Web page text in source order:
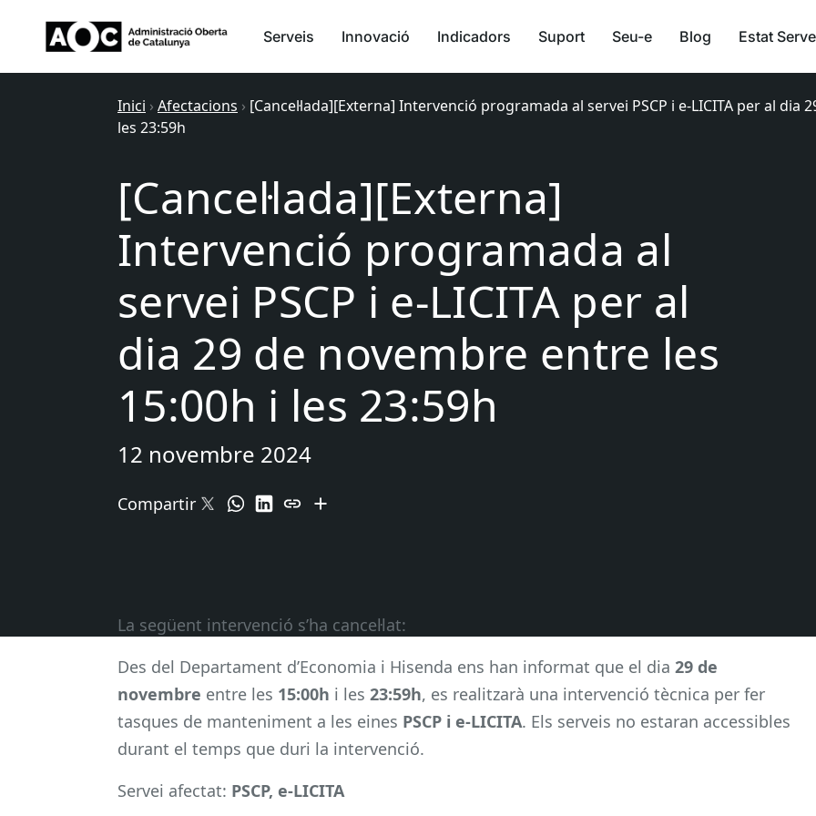
Serveis Innovació Indicadors Suport Seu-e Blog Estat
Inici › Afectacions › [Cancel·lada][Externa] Intervenció programada al servei PSCP i e-LICITA per al dia
les 23:59h
[Cancel·lada][Externa]
Intervenció programada al
servei PSCP i e-LICITA per al
dia 29 de novembre entre les
15:00h i les 23:59h
12 novembre 2024
Compartir
La següent intervenció s’ha cancel·lat:
Des del Departament d’Economia i Hisenda ens han informat que el dia 29 de
novembre entre les 15:00h i les 23:59h, es realitzarà una intervenció tècnica per fer
tasques de manteniment a les eines PSCP i e-LICITA. Els serveis no estaran accessibles
durant el temps que duri la intervenció.
Servei afectat: PSCP, e-LICITA